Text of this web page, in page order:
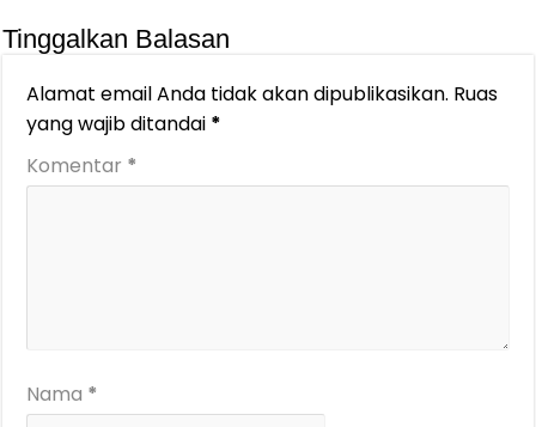
Tinggalkan Balasan
Alamat email Anda tidak akan dipublikasikan. Ruas
yang wajib ditandai *
Komentar *
Nama *